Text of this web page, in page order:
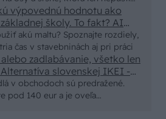
akú maltu? Spoznajte rozdiely,
čas v stavebninách aj pri práci
výpovednú hodnotu ako
školy. To fakt? AI
Mpa a doba schnutia tak 15
s kryštálikou. A rozdiel
- schnutie a zretie. Nič?
v obchodoch sú predražené.
pod 140 eur a je oveľa
zadlabávanie, všetko len
slovenskej IKEI -
Autor si nedal veľa námahy s
škoda. No lepšie než